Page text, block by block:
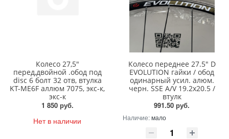
Колесо 27,5"
перед,двойной .обод под
disc 6 болт 32 отв, втулка
KT-ME6F аллюм 7075, экс-к,
экс-к
1 850 руб.
Нет в наличии
Колесо переднее 27.5" D
EVOLUTION гайки / обод
одинарный усил. алюм.
черн. SSE A/V 19.2х20.5 /
втулк
991.50 руб.
Наличие:мало